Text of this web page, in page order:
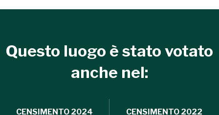
Questo luogo è stato votato
anche nel:
CENSIMENTO 2024 CENSIMENTO 2022
FAI - FONDO PER L'AMBIENTE ITALIANO ETS - Via Carlo Foldi, 2 - 20135
Milano
Tel. 02 4676151 - Fax 02 48193631
Fondazione nazionale senza scopo di lucro per la tutela e la valorizzazione